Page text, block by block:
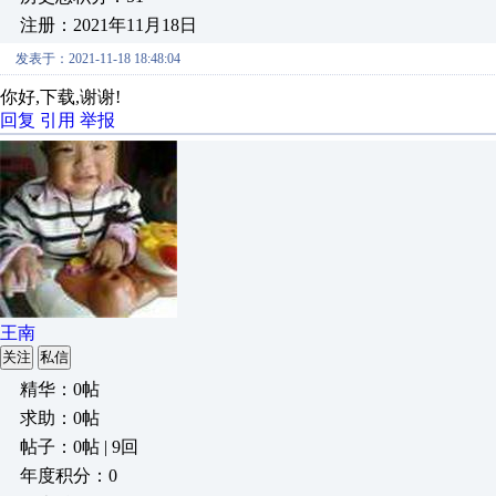
注册：2021年11月18日
发表于：2021-11-18 18:48:04
你好,下载,谢谢!
回复 引用 举报
王南
关注 私信
精华：0帖
求助：0帖
帖子：0帖 | 9回
年度积分：0